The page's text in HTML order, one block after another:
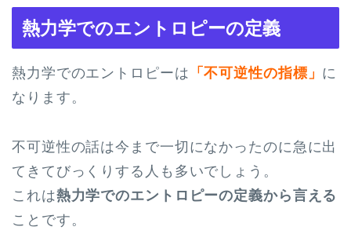
熱力学でのエントロピーの定義
熱力学でのエントロピーは 「不可逆性の指標」 に
なります。
不可逆性の話は今まで一切になかったのに急に出
てきてびっくりする人も多いでしょう。
これは熱力学でのエントロピーの定義から言える
ことです。